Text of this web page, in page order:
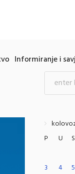
Informiranje i
P
U S
3
4 5